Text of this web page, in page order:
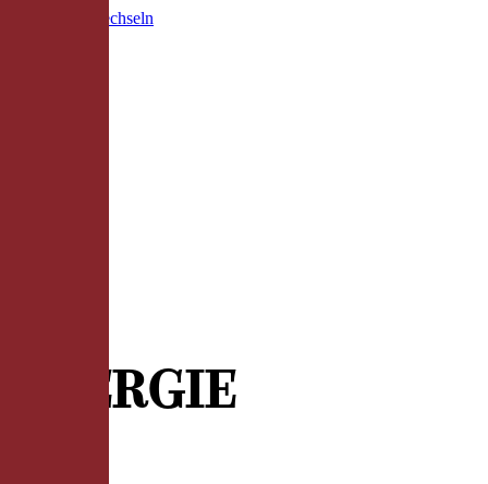
Zum Inhalt wechseln
ENERGIE